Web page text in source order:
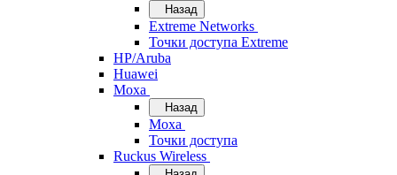
Назад
Extreme Networks
Точки доступа Extreme
HP/Aruba
Huawei
Moxa
Назад
Moxa
Точки доступа
Ruckus Wireless